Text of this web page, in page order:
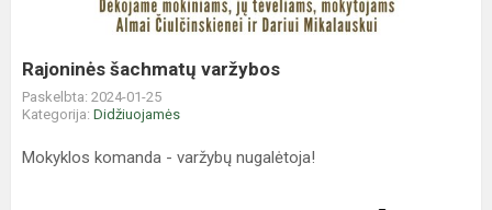
Rajoninės šachmatų varžybos
Paskelbta: 2024-01-25
Kategorija: Didžiuojamės
Mokyklos komanda - varžybų nugalėtoja!